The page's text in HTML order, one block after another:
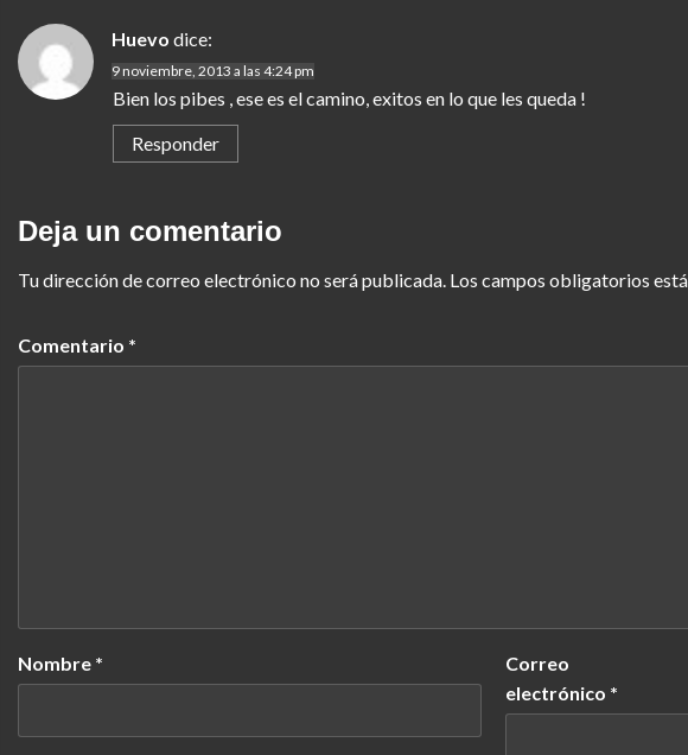
Huevo dice:
9 noviembre, 2013 a las 4:24 pm
Bien los pibes , ese es el camino, exitos en lo que les queda !
Responder
Deja un comentario
Tu dirección de correo electrónico no será publicada. Los campos obligatorios
Comentario *
Nombre *
Correo
electrónico *